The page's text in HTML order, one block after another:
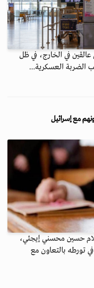
إسرائيلي عالقين في الخارج، في ظل
الضربة العسكرية...
مع إسرائيل
حسين محسني إيجئي،
تورطه بالتعاون مع